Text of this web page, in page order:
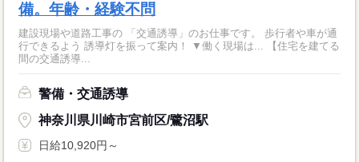
備。年齢・経験不問
建設現場や道路工事の 「交通誘導」のお仕事です。 歩行者や車が通
行できるよう 誘導灯を振って案内！ ▼働く現場は... 【住宅を建てる
間の交通誘導...
警備・交通誘導
神奈川県川崎市宮前区/鷺沼駅
日給10,920円～